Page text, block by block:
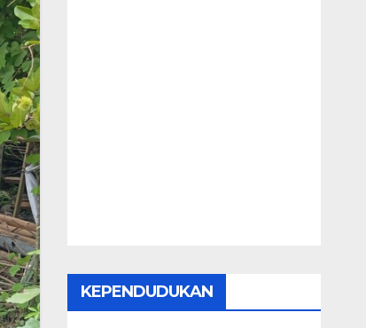
KEPENDUDUKAN